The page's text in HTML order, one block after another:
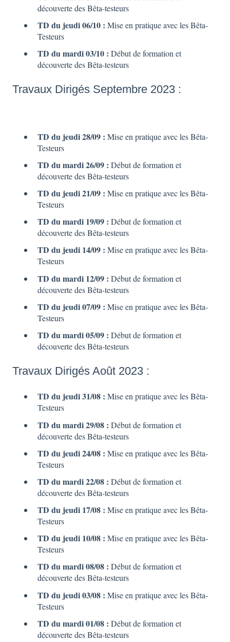
découverte des Bêta-testeurs
TD du jeudi 06/10 : Mise en pratique avec les Bêta-
Testeurs
TD du mardi 03/10 : Début de formation et
découverte des Bêta-testeurs
Travaux Dirigés Septembre 2023 :
TD du jeudi 28/09 : Mise en pratique avec les Bêta-
Testeurs
TD du mardi 26/09 : Début de formation et
découverte des Bêta-testeurs
TD du jeudi 21/09 : Mise en pratique avec les Bêta-
Testeurs
TD du mardi 19/09 : Début de formation et
découverte des Bêta-testeurs
TD du jeudi 14/09 : Mise en pratique avec les Bêta-
Testeurs
TD du mardi 12/09 : Début de formation et
découverte des Bêta-testeurs
TD du jeudi 07/09 : Mise en pratique avec les Bêta-
Testeurs
TD du mardi 05/09 : Début de formation et
découverte des Bêta-testeurs
Travaux Dirigés Août 2023 :
TD du jeudi 31/08 : Mise en pratique avec les Bêta-
Testeurs
TD du mardi 29/08 : Début de formation et
découverte des Bêta-testeurs
TD du jeudi 24/08 : Mise en pratique avec les Bêta-
Testeurs
TD du mardi 22/08 : Début de formation et
découverte des Bêta-testeurs
TD du jeudi 17/08 : Mise en pratique avec les Bêta-
Testeurs
TD du jeudi 10/08 : Mise en pratique avec les Bêta-
Testeurs
TD du mardi 08/08 : Début de formation et
découverte des Bêta-testeurs
TD du jeudi 03/08 : Mise en pratique avec les Bêta-
Testeurs
TD du mardi 01/08 : Début de formation et
découverte des Bêta-testeurs